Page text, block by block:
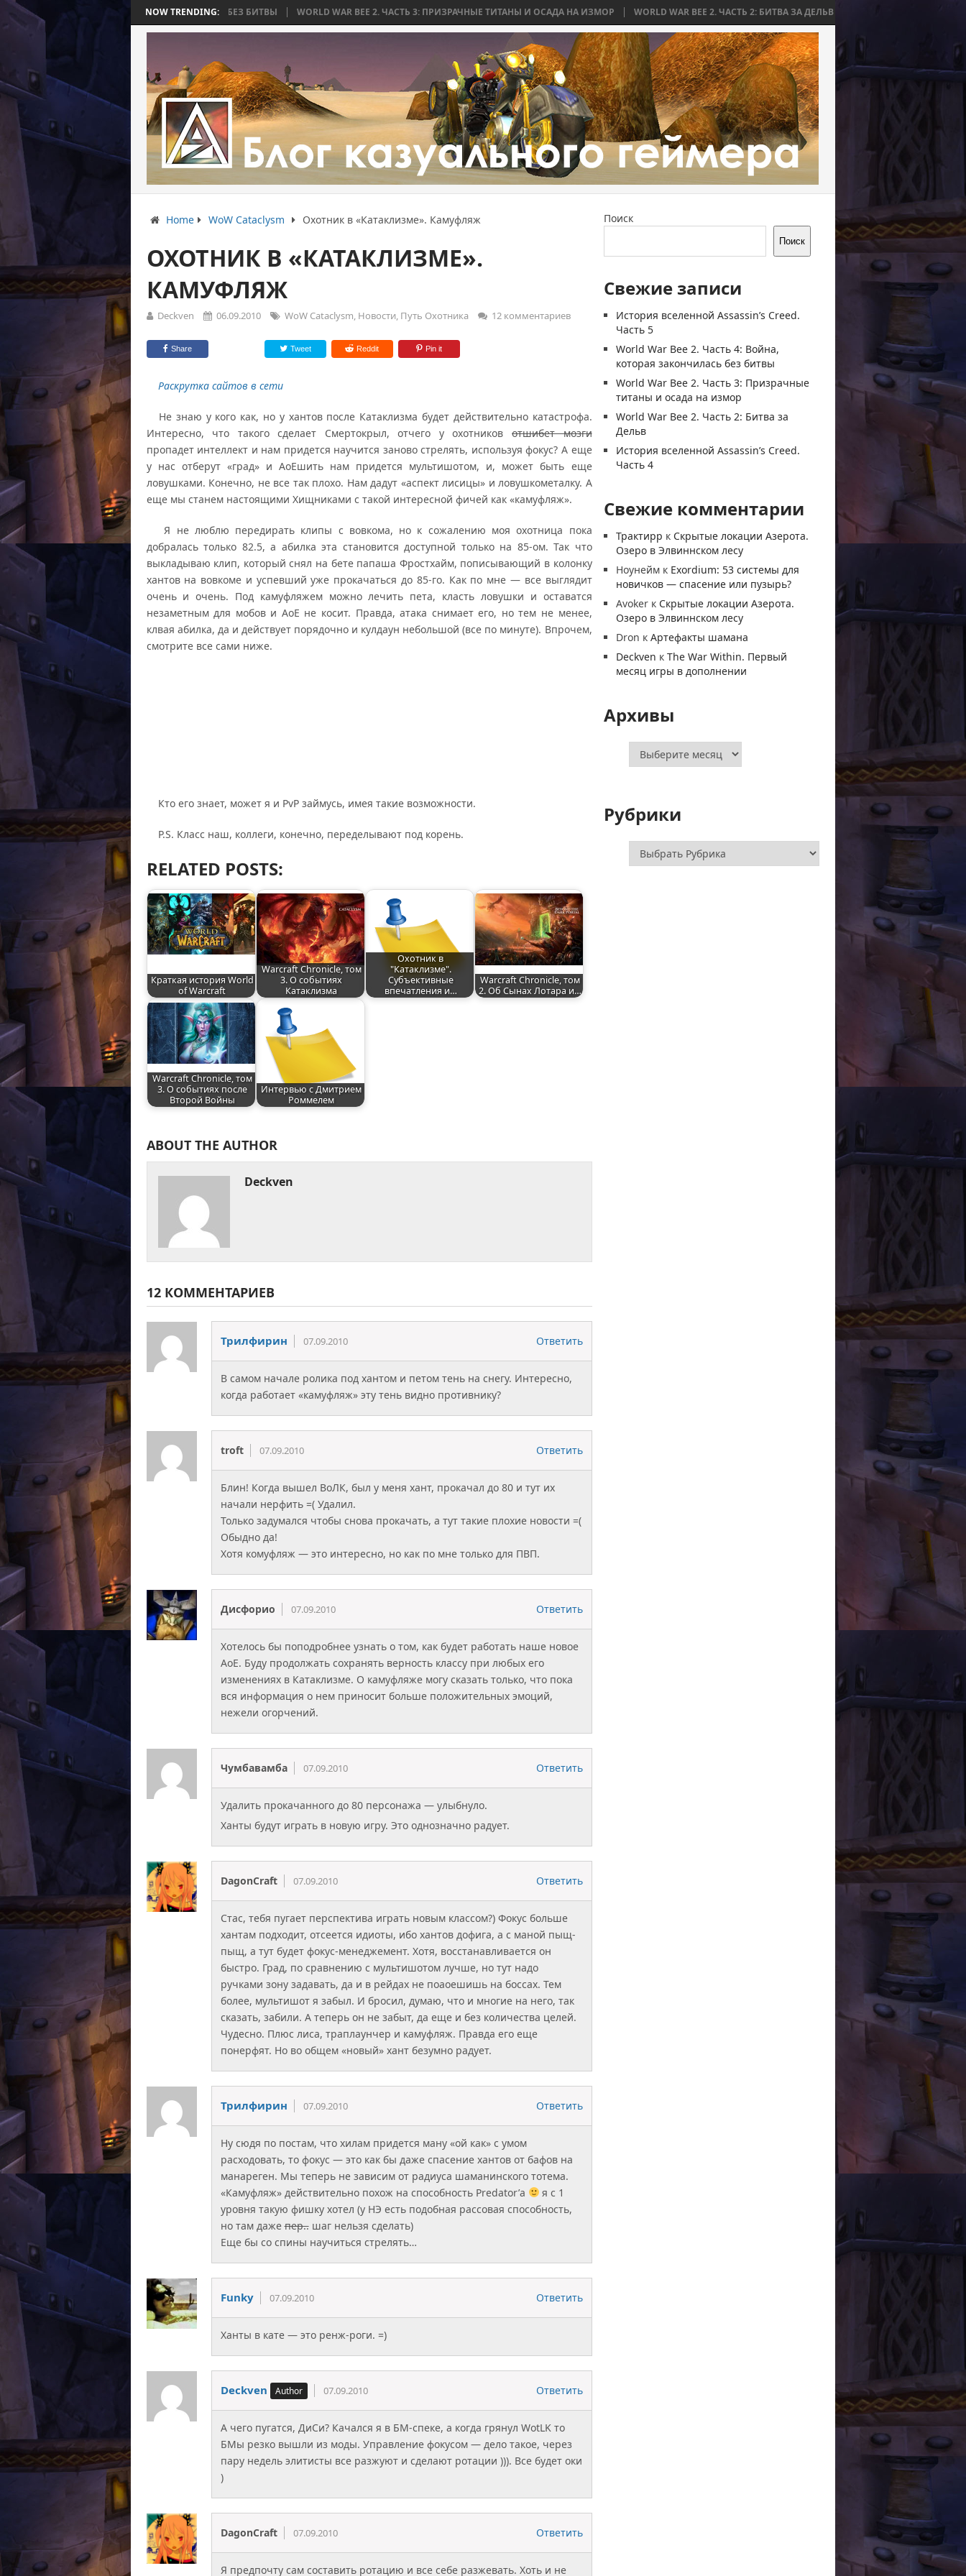
NOW TRENDING:
4: ВОЙНА, КОТОРАЯ ЗАКОНЧИЛАСЬ БЕЗ БИТВЫ WORLD WAR BEE 2. ЧАСТЬ 3: ПРИЗРАЧНЫЕ ТИТАНЫ И ОСАДА НА ИЗМОР WORLD WAR BEE 2. ЧАСТЬ 2: БИТВА ЗА ДЕЛЬВ WORLD WAR BEE 2. ЧАСТЬ 1:
Home WoW Cataclysm Охотник в «Катаклизме». Камуфляж
ОХОТНИК В «КАТАКЛИЗМЕ».
КАМУФЛЯЖ
Deckven 06.09.2010 WoW Cataclysm, Новости, Путь Охотника 12 комментариев
Share Tweet Reddit Pin it
Раскрутка сайтов в сети
Не знаю у кого как, но у хантов после Катаклизма будет действительно катастрофа.
Интересно, что такого сделает Смертокрыл, отчего у охотников отшибет мозги
пропадет интеллект и нам придется научится заново стрелять, используя фокус? А еще
у нас отберут «град» и АоЕшить нам придется мультишотом, и, может быть еще
ловушками. Конечно, не все так плохо. Нам дадут «аспект лисицы» и ловушкометалку. А
еще мы станем настоящими Хищниками с такой интересной фичей как «камуфляж».
Я не люблю передирать клипы с вовкома, но к сожалению моя охотница пока
добралась только 82.5, а абилка эта становится доступной только на 85-ом. Так что
выкладываю клип, который снял на бете папаша Фростхайм, пописывающий в колонку
хантов на вовкоме и успевший уже прокачаться до 85-го. Как по мне — все выглядит
очень и очень. Под камуфляжем можно лечить пета, класть ловушки и оставатся
незаметным для мобов и АоЕ не косит. Правда, атака снимает его, но тем не менее,
клвая абилка, да и действует порядочно и кулдаун небольшой (все по минуте). Впрочем,
смотрите все сами ниже.
Кто его знает, может я и PvP займусь, имея такие возможности.
P.S. Класс наш, коллеги, конечно, переделывают под корень.
RELATED POSTS:
Краткая история World
of Warcraft
Warcraft Chronicle, том
3. О событиях
Катаклизма
Охотник в
"Катаклизме".
Субъективные
впечатления и…
Warcraft Chronicle, том
2. Об Сынах Лотара и…
Warcraft Chronicle, том
3. О событиях после
Второй Войны
Интервью с Дмитрием
Роммелем
ABOUT THE AUTHOR
Deckven
12 КОММЕНТАРИЕВ
Трилфирин 07.09.2010 Ответить
В самом начале ролика под хантом и петом тень на снегу. Интересно,
когда работает «камуфляж» эту тень видно противнику?
troft 07.09.2010 Ответить
Блин! Когда вышел ВоЛК, был у меня хант, прокачал до 80 и тут их
начали нерфить =( Удалил.
Только задумался чтобы снова прокачать, а тут такие плохие новости =(
Обыдно да!
Хотя комуфляж — это интересно, но как по мне только для ПВП.
Дисфорио 07.09.2010 Ответить
Хотелось бы поподробнее узнать о том, как будет работать наше новое
АоЕ. Буду продолжать сохранять верность классу при любых его
изменениях в Катаклизме. О камуфляже могу сказать только, что пока
вся информация о нем приносит больше положительных эмоций,
нежели огорчений.
Чумбавамба 07.09.2010 Ответить
Удалить прокачанного до 80 персонажа — улыбнуло.
Ханты будут играть в новую игру. Это однозначно радует.
DagonCraft 07.09.2010 Ответить
Стас, тебя пугает перспектива играть новым классом?) Фокус больше
хантам подходит, отсеется идиоты, ибо хантов дофига, а с маной пыщ-
пыщ, а тут будет фокус-менеджемент. Хотя, восстанавливается он
быстро. Град, по сравнению с мультишотом лучше, но тут надо
ручками зону задавать, да и в рейдах не поаоешишь на боссах. Тем
более, мультишот я забыл. И бросил, думаю, что и многие на него, так
сказать, забили. А теперь он не забыт, да еще и без количества целей.
Чудесно. Плюс лиса, траплаунчер и камуфляж. Правда его еще
понерфят. Но во общем «новый» хант безумно радует.
Трилфирин 07.09.2010 Ответить
Ну сюдя по постам, что хилам придется ману «ой как» с умом
расходовать, то фокус — это как бы даже спасение хантов от бафов на
манареген. Мы теперь не зависим от радиуса шаманинского тотема.
«Камуфляж» действительно похож на способность Predator’а
я с 1
уровня такую фишку хотел (у НЭ есть подобная рассовая способность,
но там дажепер..шаг нельзя сделать)
Еще бы со спины научиться стрелять…
Funky 07.09.2010 Ответить
Ханты в кате — это ренж-роги. =)
Deckven 07.09.2010 Ответить
А чего пугатся, ДиСи? Качался я в БМ-спеке, а когда грянул WotLK то
БМы резко вышли из моды. Управление фокусом — дело такое, через
пару недель элитисты все разжуют и сделают ротации ))). Все будет оки
)
DagonCraft 07.09.2010 Ответить
Я предпочту сам составить ротацию и все себе разжевать. Хоть и не
Поиск
Поиск
Свежие записи
История вселенной Assassin’s Creed.
Часть 5
World War Bee 2. Часть 4: Война,
которая закончилась без битвы
World War Bee 2. Часть 3: Призрачные
титаны и осада на измор
World War Bee 2. Часть 2: Битва за
Дельв
История вселенной Assassin’s Creed.
Часть 4
Свежие комментарии
Трактирр к Скрытые локации Азерота.
Озеро в Элвиннском лесу
Ноунейм к Exordium: 53 системы для
новичков — спасение или пузырь?
Avoker к Скрытые локации Азерота.
Озеро в Элвиннском лесу
Dron кАртефакты шамана
Deckven кThe War Within. Первый
месяц игры в дополнении
Архивы
Архивы
Рубрики
Рубрики